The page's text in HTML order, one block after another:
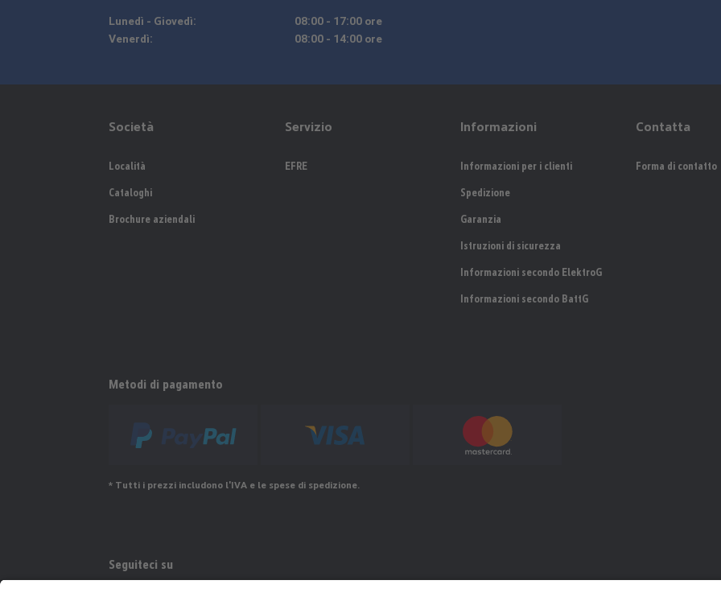
Lunedì - Giovedì:
08:00 - 17:00 ore
Venerdì:
08:00 - 14:00 ore
Società
Località
Cataloghi
Brochure aziendali
Servizio
EFRE
Informazioni
Informazioni per i clienti
Spedizione
Garanzia
Istruzioni di sicurezza
Informazioni secondo ElektroG
Informazioni secondo BattG
Contatta
Forma di contatto
Metodi di pagamento
* Tutti i prezzi includono l'IVA e le spese di spedizione.
Seguiteci su